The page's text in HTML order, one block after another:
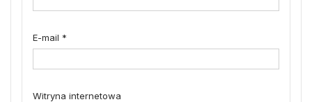
E-mail *
Witryna internetowa